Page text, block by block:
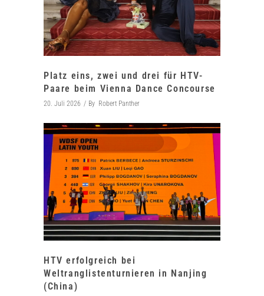
Platz eins, zwei und drei für HTV-
Paare beim Vienna Dance Concourse
20. Juli 2026 By Robert Panther
HTV erfolgreich bei
Weltranglistenturnieren in Nanjing
(China)